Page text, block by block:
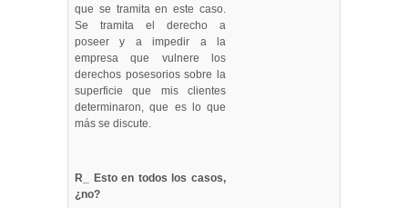
que se tramita en este caso.
Se tramita el derecho a
poseer y a impedir a la
empresa que vulnere los
derechos posesorios sobre la
superficie que mis clientes
determinaron, que es lo que
más se discute.
R_ Esto en todos los casos,
¿no?